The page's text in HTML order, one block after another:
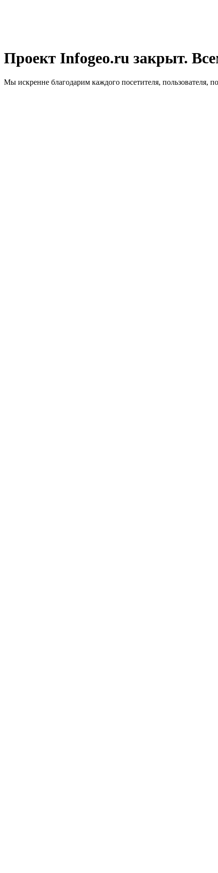
Проект Infogeo.ru закрыт.
Мы искренне благодарим каждого посетителя, пользователя,